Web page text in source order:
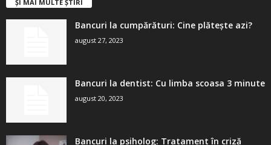
ȘI MAI MULTE ȘTIRI
Bancuri la cumpărături: Cine plătește azi?
august 27, 2023
Bancuri la dentist: Cu limba scoasa 3 minute
august 20, 2023
Bancuri la psiholog: Tratament în criză